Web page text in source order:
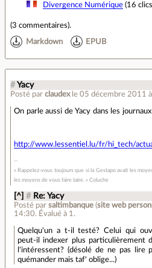
Divergence Numérique(16
(3 commentaires).
Markdown EPUB
# Yacy
Posté par claudex le 05 décembre 2011
On parle aussi de Yacy dans les
http://www.lessentiel.lu/fr/hi_tech/
« Rappelez-vous toujours que si la Gestapo avait les
les moyens de vous faire taire. » Coluche
[^] # Re: Yacy
Posté parsaltimbanque (site web
14:30. Évalué à 1 .
Quelqu'un a t-il testé? Celui qui
peut-il indexer plus particulièrement
l'intéressent? (désolé de ne pas lire
quémander mais taf' oblige...)